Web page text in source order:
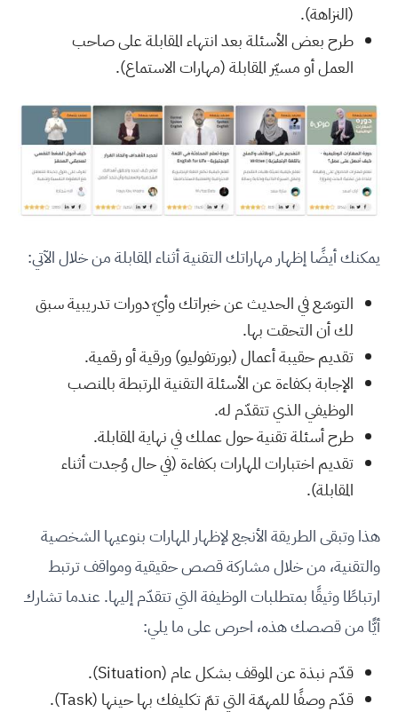
(النزاهة).
طرح بعض الأسئلة بعد انتهاء المقابلة على صاحب
العمل أو مسيّر المقابلة (مهارات الاستماع).
يمكنك أيضًا إظهار مهاراتك التقنية أثناء المقابلة من خلال الآتي:
التوسّع في الحديث عن خبراتك وأيّ دورات تدريبية سبق
لك أن التحقت بها.
تقديم حقيبة أعمال (بورتفوليو) ورقية أو رقمية.
الإجابة بكفاءة عن الأسئلة التقنية المرتبطة بالمنصب
الوظيفي الذي تتقدّم له.
طرح أسئلة تقنية حول عملك في نهاية المقابلة.
تقديم اختبارات المهارات بكفاءة (في حال وُجدت أثناء
المقابلة).
هذا وتبقى الطريقة الأنجع لإظهار المهارات بنوعيها الشخصية
والتقنية، من خلال مشاركة قصص حقيقية ومواقف ترتبط
ارتباطًا وثيقًا بمتطلبات الوظيفة التي تتقدّم إليها. عندما تشارك
أيًّا من قصصك هذه، احرص على ما يلي:
قدّم نبذة عن الموقف بشكل عام (Situation).
قدّم وصفًا للمهمّة التي تمّ تكليفك بها حينها (Task).